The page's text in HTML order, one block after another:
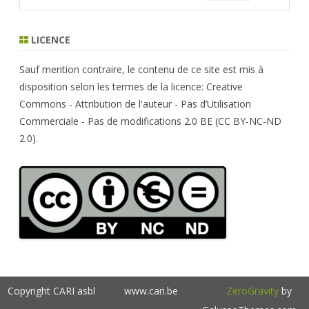
r
h
LICENCE
Sauf mention contraire, le contenu de ce site est mis à
disposition selon les termes de la licence: Creative
Commons - Attribution de l'auteur - Pas d’Utilisation
Commerciale - Pas de modifications 2.0 BE (CC BY-NC-ND
2.0).
Copyright CARI asbl www.cari.be ZeroGravityby